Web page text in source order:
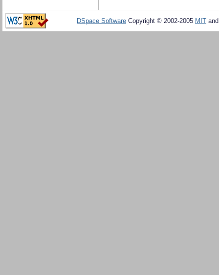
DSpace Software Copyright © 2002-2005 MIT